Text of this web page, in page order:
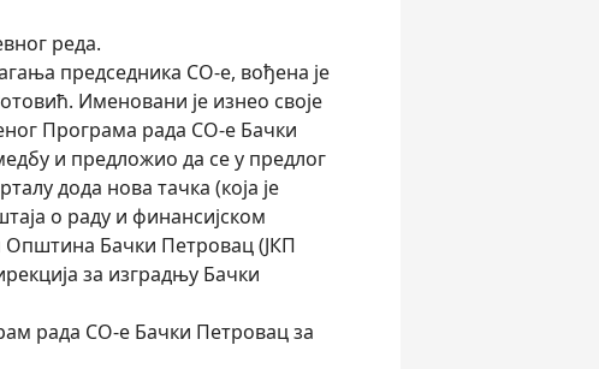
реда.
председника СО-е, вођена је
Именовани је изнео своје
Програма рада СО-е Бачки
и предложио да се у предлог
дода нова тачка (која је
о раду и финансијском
Општина Бачки Петровац (ЈКП
за изградњу Бачки
рада СО-е Бачки Петровац за